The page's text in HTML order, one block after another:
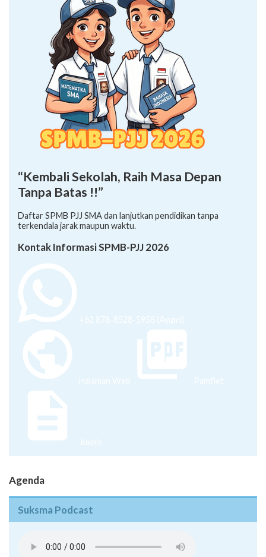
“Kembali Sekolah, Raih Masa Depan
Tanpa Batas !!”
Daftar SPMB PJJ SMA dan lanjutkan pendidikan tanpa
terkendala jarak maupun waktu.
Kontak Informasi SPMB-PJJ 2026
+62 878-8528-5958 (Ayumi)
Halaman Web Pamflet
Juknis
Agenda
Suksma Podcast